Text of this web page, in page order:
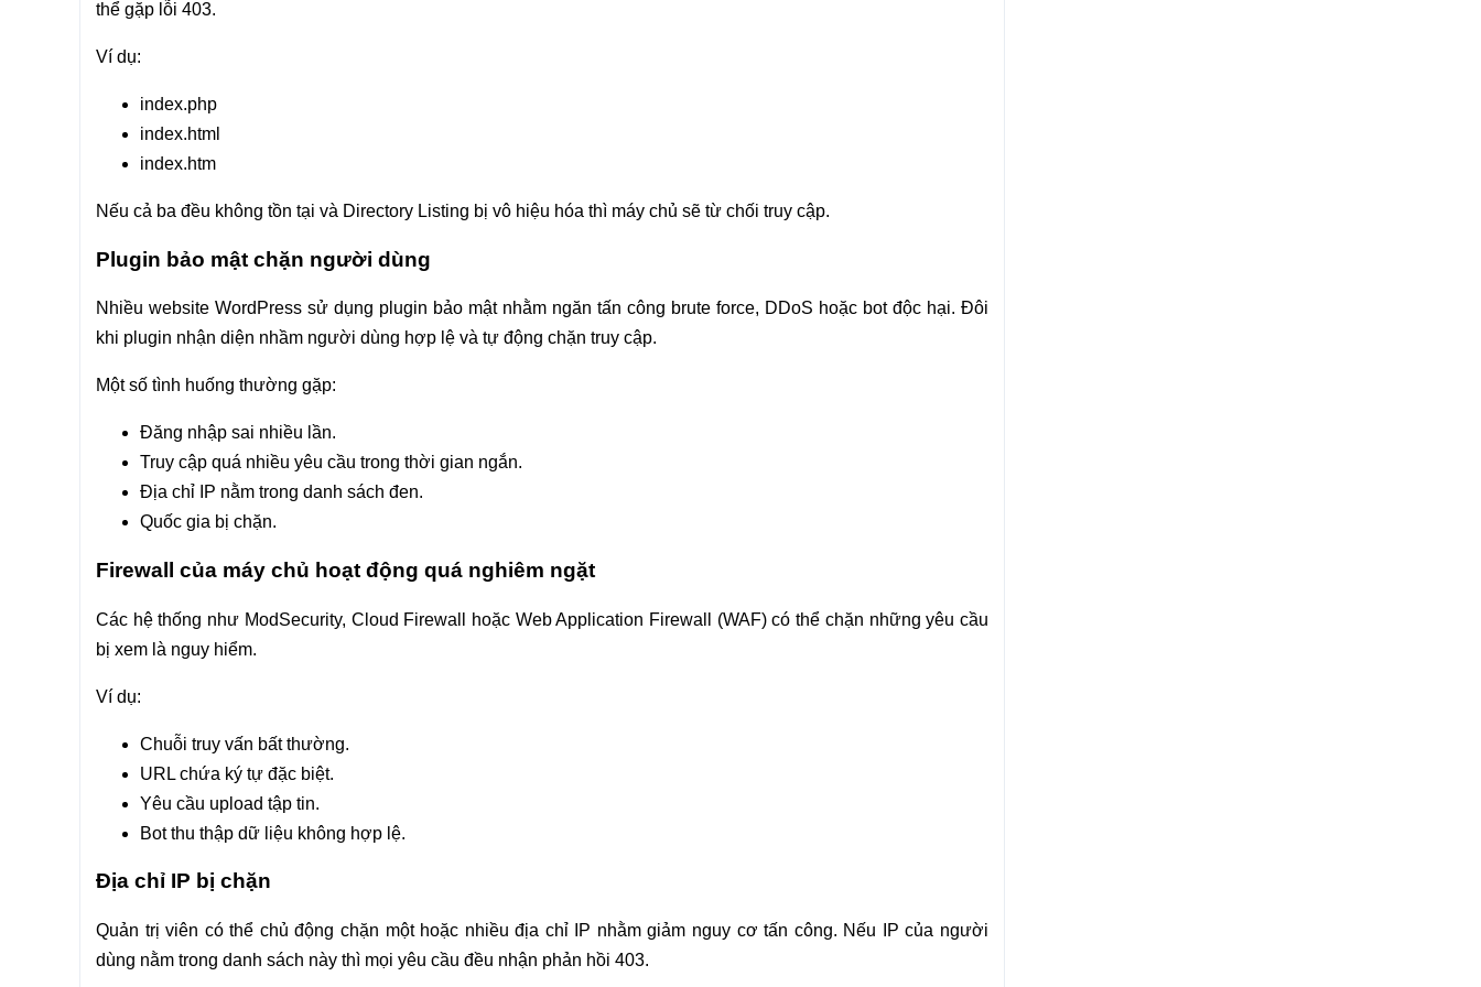
thể gặp lỗi 403.
Ví dụ:
index.php
index.html
index.htm
Nếu cả ba đều không tồn tại và Directory Listing bị vô hiệu hóa thì máy chủ sẽ từ chối truy cập.
Plugin bảo mật chặn người dùng
Nhiều website WordPress sử dụng plugin bảo mật nhằm ngăn tấn công brute force, DDoS hoặc bot độc hại. Đôi
khi plugin nhận diện nhầm người dùng hợp lệ và tự động chặn truy cập.
Một số tình huống thường gặp:
Đăng nhập sai nhiều lần.
Truy cập quá nhiều yêu cầu trong thời gian ngắn.
Địa chỉ IP nằm trong danh sách đen.
Quốc gia bị chặn.
Firewall của máy chủ hoạt động quá nghiêm ngặt
Các hệ thống như ModSecurity, Cloud Firewall hoặc Web Application Firewall (WAF) có thể chặn những yêu cầu
bị xem là nguy hiểm.
Ví dụ:
Chuỗi truy vấn bất thường.
URL chứa ký tự đặc biệt.
Yêu cầu upload tập tin.
Bot thu thập dữ liệu không hợp lệ.
Địa chỉ IP bị chặn
Quản trị viên có thể chủ động chặn một hoặc nhiều địa chỉ IP nhằm giảm nguy cơ tấn công. Nếu IP của người
dùng nằm trong danh sách này thì mọi yêu cầu đều nhận phản hồi 403.